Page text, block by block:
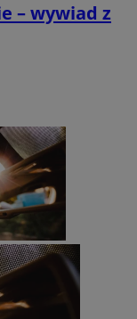
– wywiad z